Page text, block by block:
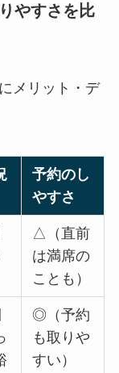
やすさを比
メリット・デ
予約のし
やすさ
△（直前
は満席の
ことも）
◎（予約
も取りや
すい）